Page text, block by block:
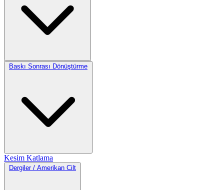
Baskı Sonrası Dönüştürme
Kesim Katlama
Dergiler / Amerikan Cilt